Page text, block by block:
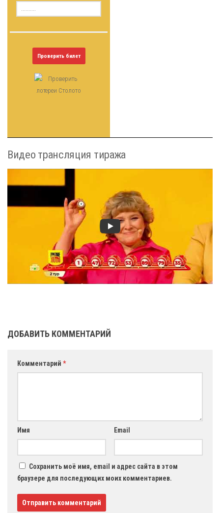
Проверить билет
Видео трансляция тиража
ДОБАВИТЬ КОММЕНТАРИЙ
Комментарий *
Имя Email
Сохранить моё имя, email и адрес сайта в этом
браузере для последующих моих комментариев.